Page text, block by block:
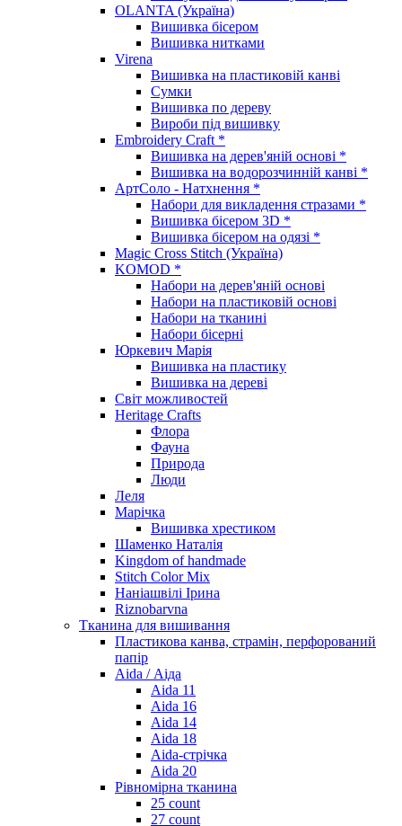
OLANTA (Україна)
Вишивка бісером
Вишивка нитками
Virena
Вишивка на пластиковій канві
Сумки
Вишивка по дереву
Вироби під вишивку
Embroidery Craft *
Вишивка на дерев'яній основі *
Вишивка на водорозчинній канві *
АртСоло - Натхнення *
Набори для викладення стразами *
Вишивка бісером 3D *
Вишивка бісером на одязі *
Magic Cross Stitch (Україна)
KOMOD *
Набори на дерев'яній основі
Набори на пластиковій основі
Набори на тканині
Набори бісерні
Юркевич Марія
Вишивка на пластику
Вишивка на дереві
Світ можливостей
Heritage Crafts
Флора
Фауна
Природа
Люди
Леля
Марічка
Вишивка хрестиком
Шаменко Наталія
Kingdom of handmade
Stitch Color Mix
Наніашвілі Ірина
Riznobarvna
Тканина для вишивання
Пластикова канва, страмін, перфорований
папір
Aida / Аіда
Aida 11
Aida 16
Aida 14
Aida 18
Aida-стрічка
Aida 20
Рівномірна тканина
25 count
27 count